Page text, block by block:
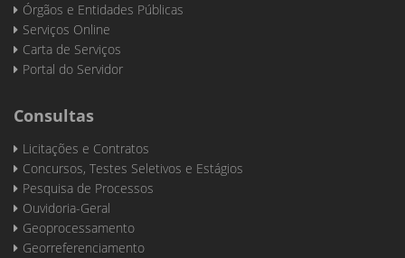
Órgãos e Entidades Públicas
Serviços Online
Carta de Serviços
Portal do Servidor
Consultas
Licitações e Contratos
Concursos, Testes Seletivos e Estágios
Pesquisa de Processos
Ouvidoria-Geral
Geoprocessamento
Georreferenciamento